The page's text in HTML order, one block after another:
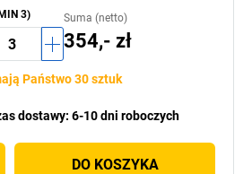
3) Suma (netto)
354,- zł
Państwo 30 sztuk
dostawy: 6-10 dni roboczych
DO KOSZYKA